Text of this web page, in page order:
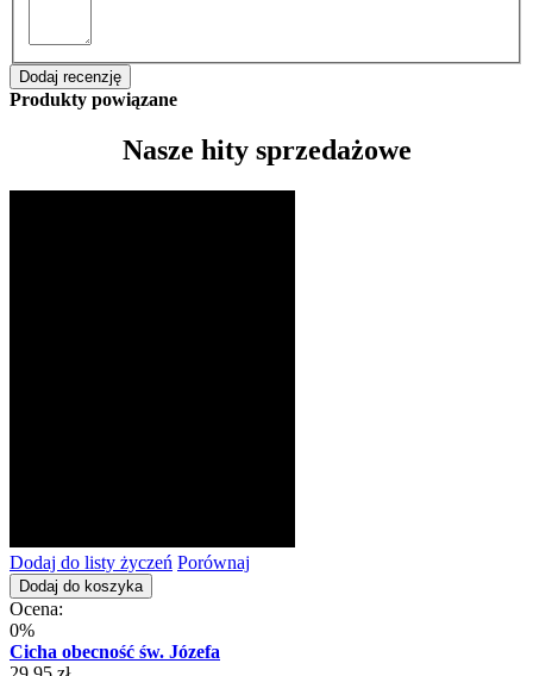
Dodaj recenzję
Produkty powiązane
Nasze hity sprzedażowe
Dodaj do listy życzeń Porównaj
Dodaj do koszyka
Ocena:
0%
Cicha obecność św. Józefa